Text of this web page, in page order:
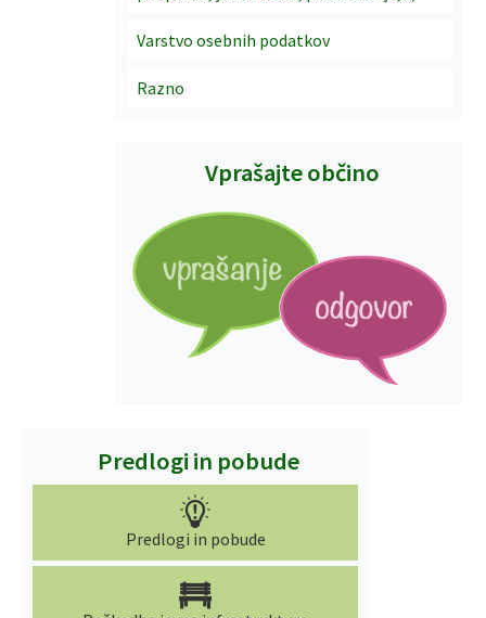
Varstvo osebnih podatkov
Razno
Vprašajte občino
Predlogi in pobude
Predlogi in pobude